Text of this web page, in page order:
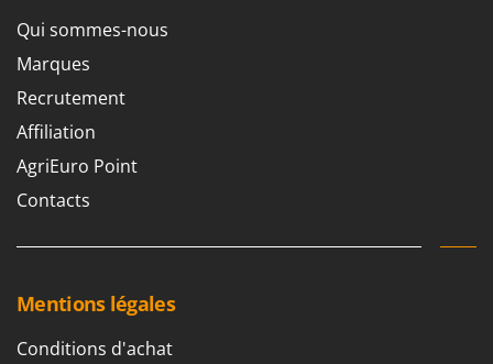
Qui sommes-nous
Marques
Recrutement
Affiliation
AgriEuro Point
Contacts
Mentions légales
Conditions d'achat